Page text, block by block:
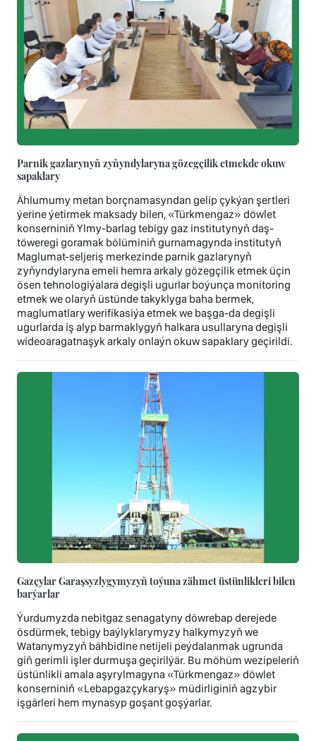
Parnik gazlarynyň zyňyndylaryna gözegçilik etmekde okuw
sapaklary
Ählumumy metan borçnamasyndan gelip çykýan şertleri
ýerine ýetirmek maksady bilen, «Türkmengaz» döwlet
konserniniň Ylmy-barlag tebigy gaz institutynyň daş-
töweregi goramak bölüminiň gurnamagynda institutyň
Maglumat-seljeriş merkezinde parnik gazlarynyň
zyňyndylaryna emeli hemra arkaly gözegçilik etmek üçin
ösen tehnologiýalara degişli ugurlar boýunça monitoring
etmek we olaryň üstünde takyklyga baha bermek,
maglumatlary werifikasiýa etmek we başga-da degişli
ugurlarda iş alyp barmaklygyň halkara usullaryna degişli
wideoaragatnaşyk arkaly onlaýn okuw sapaklary geçirildi.
Gazçylar Garaşsyzlygymyzyň toýuna zähmet üstünlikleri bilen
barýarlar
Ýurdumyzda nebitgaz senagatyny döwrebap derejede
ösdürmek, tebigy baýlyklarymyzy halkymyzyň we
Watanymyzyň bähbidine netijeli peýdalanmak ugrunda
giň gerimli işler durmuşa geçirilýär. Bu möhüm wezipeleriň
üstünlikli amala aşyrylmagyna «Türkmengaz» döwlet
konserniniň «Lebapgazçykaryş» müdirliginiň agzybir
işgärleri hem mynasyp goşant goşýarlar.